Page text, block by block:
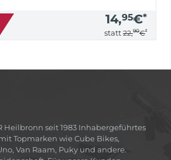
14,95€*
statt 22,90€*
Heilbronn seit 1983 Inhabergeführtes
Topmarken wie Cube Bikes,
Van Raam, Puky und andere.